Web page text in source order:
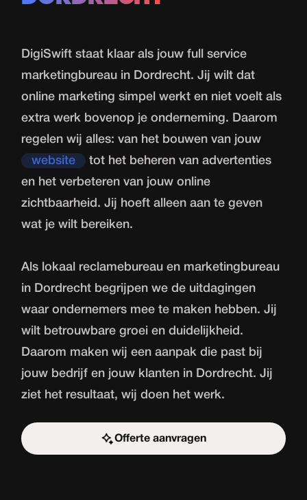
DigiSwift staat klaar als jouw full service
marketingbureau in Dordrecht. Jij wilt dat
online marketing simpel werkt en niet voelt als
extra werk bovenop je onderneming. Daarom
regelen wij alles: van het bouwen van jouw
website
tot het beheren van advertenties
en het verbeteren van jouw online
zichtbaarheid. Jij hoeft alleen aan te geven
wat je wilt bereiken.
Als lokaal reclamebureau en marketingbureau
in Dordrecht begrijpen we de uitdagingen
waar ondernemers mee te maken hebben. Jij
wilt betrouwbare groei en duidelijkheid.
Daarom maken wij een aanpak die past bij
jouw bedrijf en jouw klanten in Dordrecht. Jij
ziet het resultaat, wij doen het werk.
Offerte aanvragen
Start de uitdaging